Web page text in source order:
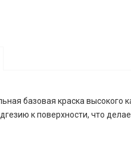
базовая краска высокого
к поверхности, что